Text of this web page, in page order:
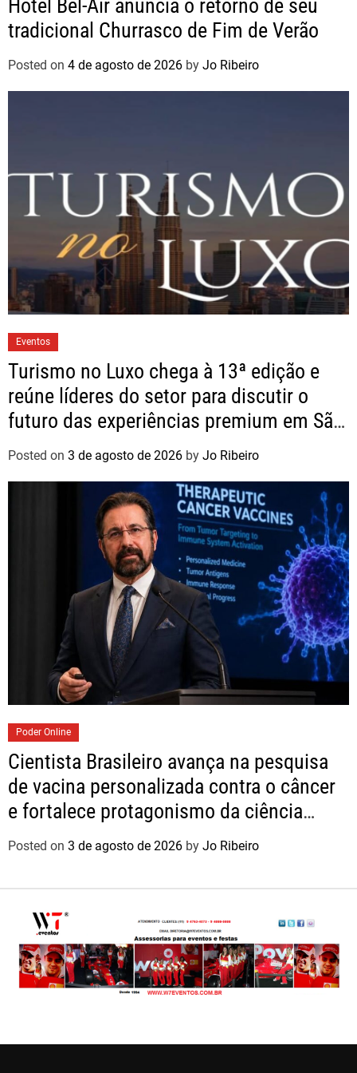
Hotel Bel-Air anuncia o retorno de seu
tradicional Churrasco de Fim de Verão
Posted on 4 de agosto de 2026 by Jo Ribeiro
Eventos
Turismo no Luxo chega à 13ª edição e
reúne líderes do setor para discutir o
futuro das experiências premium em São
Paulo
Posted on 3 de agosto de 2026 by Jo Ribeiro
Poder Online
Cientista Brasileiro avança na pesquisa
de vacina personalizada contra o câncer
e fortalece protagonismo da ciência
nacional
Posted on 3 de agosto de 2026 by Jo Ribeiro